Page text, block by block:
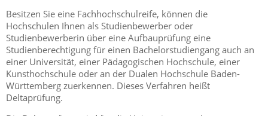
Besitzen Sie eine Fachhochschulreife, können die
Hochschulen Ihnen als Studienbewerber oder
Studienbewerberin über eine Aufbauprüfung eine
Studienberechtigung für einen Bachelorstudiengang auch an
einer Universität, einer Pädagogischen Hochschule, einer
Kunsthochschule oder an der Dualen Hochschule Baden-
Württemberg zuerkennen. Dieses Verfahren heißt
Deltaprüfung.